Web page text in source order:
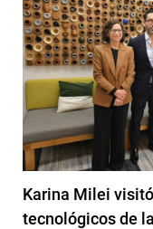
Karina Milei
tecnológicos de